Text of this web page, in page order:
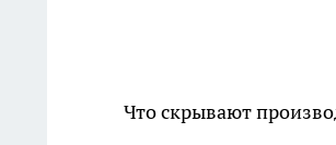
Что скрывают